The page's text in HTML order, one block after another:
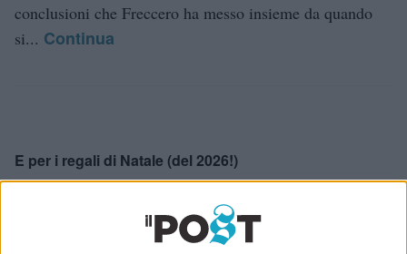
conclusioni che Freccero ha messo insieme da quando
si... Continua
E per i regali di Natale (del 2026!)